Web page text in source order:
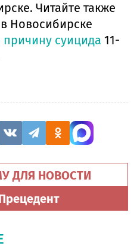
Читайте также
Новосибирске
суицида 11-
ДЛЯ НОВОСТИ